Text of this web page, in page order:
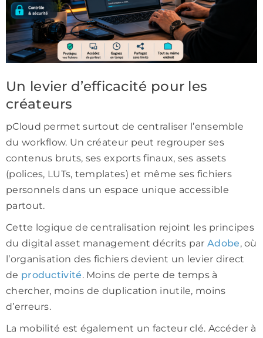
Un levier d’efficacité pour les
créateurs
pCloud permet surtout de centraliser l’ensemble
du workflow. Un créateur peut regrouper ses
contenus bruts, ses exports finaux, ses assets
(polices, LUTs, templates) et même ses fichiers
personnels dans un espace unique accessible
partout.
Cette logique de centralisation rejoint les principes
du digital asset management décrits par Adobe, où
l’organisation des fichiers devient un levier direct
de productivité. Moins de perte de temps à
chercher, moins de duplication inutile, moins
d’erreurs.
La mobilité est également un facteur clé. Accéder à